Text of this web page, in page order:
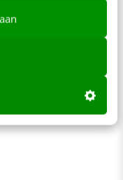
niet met je eens is
helder is? Doe de